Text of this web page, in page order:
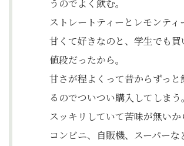
うのでよく飲む。
ストレートティーとレモンティ
甘くて好きなのと、学生でも買
値段だったから。
甘さが程よくって昔からずっと
るのでついつい購入してしまう。
スッキリしていて苦味が無いか
コンビニ、自販機、スーパーな